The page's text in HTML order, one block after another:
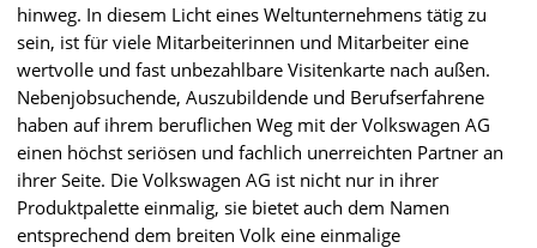
hinweg. In diesem Licht eines Weltunternehmens tätig zu
sein, ist für viele Mitarbeiterinnen und Mitarbeiter eine
wertvolle und fast unbezahlbare Visitenkarte nach außen.
Nebenjobsuchende, Auszubildende und Berufserfahrene
haben auf ihrem beruflichen Weg mit der Volkswagen AG
einen höchst seriösen und fachlich unerreichten Partner an
ihrer Seite. Die Volkswagen AG ist nicht nur in ihrer
Produktpalette einmalig, sie bietet auch dem Namen
entsprechend dem breiten Volk eine einmalige